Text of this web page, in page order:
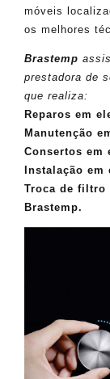
móveis
os melhores
Brastemp
prestadora de
que realiza:
Reparos em
Manutenção
Consertos em
Instalação
Troca de filtro
Brastemp.